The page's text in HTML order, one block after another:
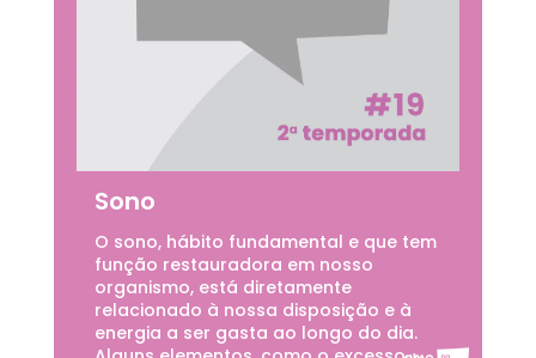
Sono
O sono, hábito fundamental e que tem
função restauradora em nosso
organismo, está diretamente
relacionado à nossa disposição e à
energia a ser gasta ao longo do dia.